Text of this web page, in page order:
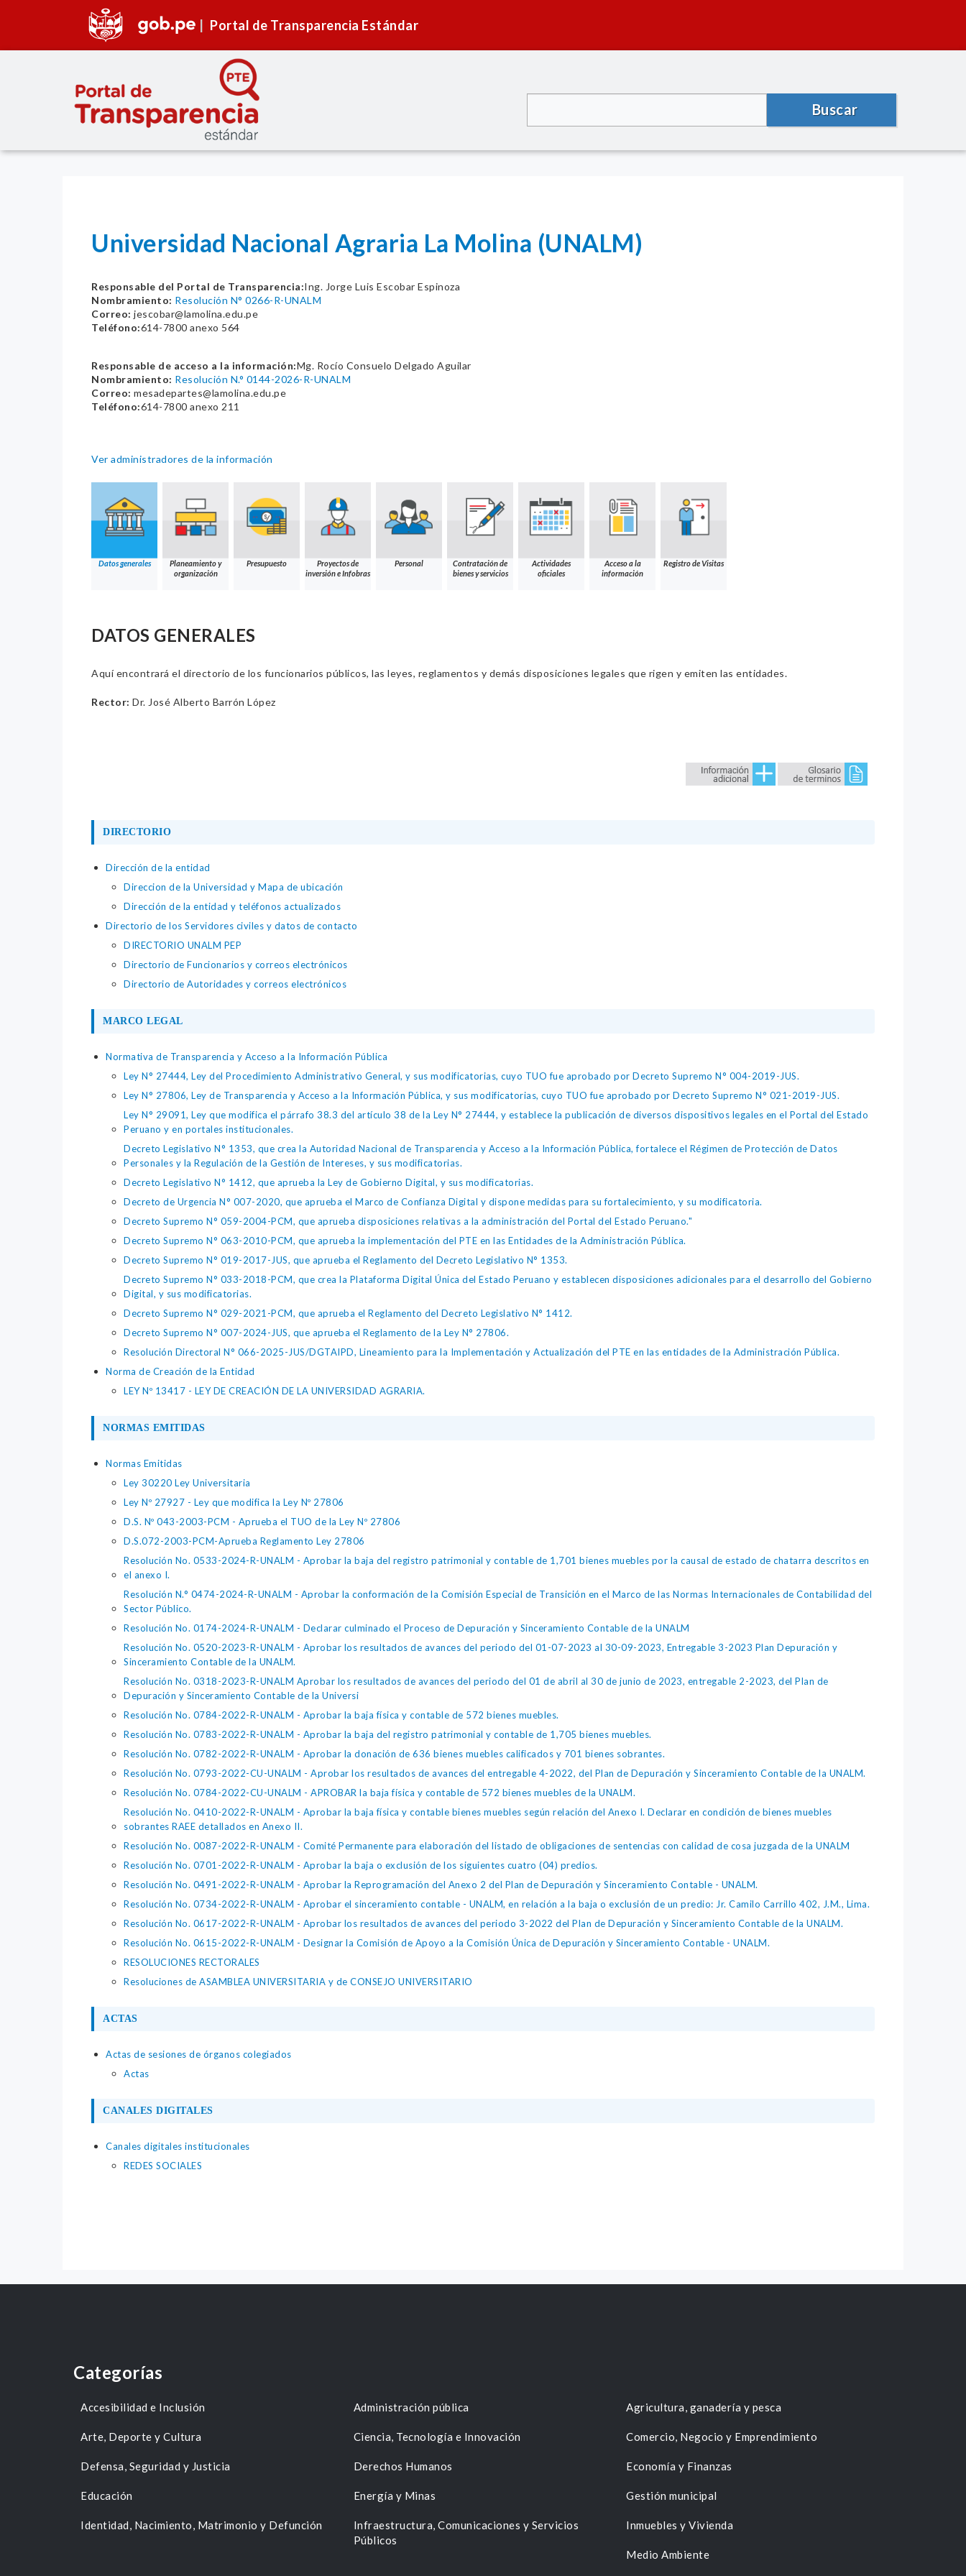
Portal de Transparencia Estándar
Buscar
Universidad Nacional Agraria La Molina (UNALM)
Responsable del Portal de Transparencia:Ing. Jorge Luis Escobar Espinoza
Nombramiento: Resolución N° 0266-R-UNALM
Correo: jescobar@lamolina.edu.pe
Teléfono:614-7800 anexo 564
Responsable de acceso a la información:Mg. Rocío Consuelo Delgado Aguilar
Nombramiento: Resolución N.° 0144-2026-R-UNALM
Correo: mesadepartes@lamolina.edu.pe
Teléfono:614-7800 anexo 211
Ver administradores de la información
Datos generales
Planeamiento y
organización
Presupuesto
Proyectos de
inversión e Infobras
Personal
Contratación de
bienes y servicios
Actividades
oficiales
Acceso a la
información
Registro de Visitas
DATOS GENERALES
Aquí encontrará el directorio de los funcionarios públicos, las leyes, reglamentos y demás disposiciones legales que rigen y emiten las entidades.
Rector: Dr. José Alberto Barrón López
DIRECTORIO
Dirección de la entidad
Direccion de la Universidad y Mapa de ubicación
Dirección de la entidad y teléfonos actualizados
Directorio de los Servidores civiles y datos de contacto
DIRECTORIO UNALM PEP
Directorio de Funcionarios y correos electrónicos
Directorio de Autoridades y correos electrónicos
MARCO LEGAL
Normativa de Transparencia y Acceso a la Información Pública
Ley N° 27444, Ley del Procedimiento Administrativo General, y sus modificatorias, cuyo TUO fue aprobado por Decreto Supremo N° 004-2019-JUS.
Ley N° 27806, Ley de Transparencia y Acceso a la Información Pública, y sus modificatorias, cuyo TUO fue aprobado por Decreto Supremo N° 021-2019-JUS.
Ley N° 29091, Ley que modifica el párrafo 38.3 del artículo 38 de la Ley N° 27444, y establece la publicación de diversos dispositivos legales en el Portal del Estado
Peruano y en portales institucionales.
Decreto Legislativo N° 1353, que crea la Autoridad Nacional de Transparencia y Acceso a la Información Pública, fortalece el Régimen de Protección de Datos
Personales y la Regulación de la Gestión de Intereses, y sus modificatorias.
Decreto Legislativo N° 1412, que aprueba la Ley de Gobierno Digital, y sus modificatorias.
Decreto de Urgencia N° 007-2020, que aprueba el Marco de Confianza Digital y dispone medidas para su fortalecimiento, y su modificatoria.
Decreto Supremo N° 059-2004-PCM, que aprueba disposiciones relativas a la administración del Portal del Estado Peruano."
Decreto Supremo N° 063-2010-PCM, que aprueba la implementación del PTE en las Entidades de la Administración Pública.
Decreto Supremo N° 019-2017-JUS, que aprueba el Reglamento del Decreto Legislativo N° 1353.
Decreto Supremo N° 033-2018-PCM, que crea la Plataforma Digital Única del Estado Peruano y establecen disposiciones adicionales para el desarrollo del Gobierno
Digital, y sus modificatorias.
Decreto Supremo N° 029-2021-PCM, que aprueba el Reglamento del Decreto Legislativo N° 1412.
Decreto Supremo N° 007-2024-JUS, que aprueba el Reglamento de la Ley N° 27806.
Resolución Directoral N° 066-2025-JUS/DGTAIPD, Lineamiento para la Implementación y Actualización del PTE en las entidades de la Administración Pública.
Norma de Creación de la Entidad
LEY Nº 13417 - LEY DE CREACIÓN DE LA UNIVERSIDAD AGRARIA.
NORMAS EMITIDAS
Normas Emitidas
Ley 30220 Ley Universitaria
Ley Nº 27927 - Ley que modifica la Ley Nº 27806
D.S. Nº 043-2003-PCM - Aprueba el TUO de la Ley Nº 27806
D.S.072-2003-PCM-Aprueba Reglamento Ley 27806
Resolución No. 0533-2024-R-UNALM - Aprobar la baja del registro patrimonial y contable de 1,701 bienes muebles por la causal de estado de chatarra descritos en
el anexo I.
Resolución N.° 0474-2024-R-UNALM - Aprobar la conformación de la Comisión Especial de Transición en el Marco de las Normas Internacionales de Contabilidad del
Sector Público.
Resolución No. 0174-2024-R-UNALM - Declarar culminado el Proceso de Depuración y Sinceramiento Contable de la UNALM
Resolución No. 0520-2023-R-UNALM - Aprobar los resultados de avances del periodo del 01-07-2023 al 30-09-2023, Entregable 3-2023 Plan Depuración y
Sinceramiento Contable de la UNALM.
Resolución No. 0318-2023-R-UNALM Aprobar los resultados de avances del periodo del 01 de abril al 30 de junio de 2023, entregable 2-2023, del Plan de
Depuración y Sinceramiento Contable de la Universi
Resolución No. 0784-2022-R-UNALM - Aprobar la baja física y contable de 572 bienes muebles.
Resolución No. 0783-2022-R-UNALM - Aprobar la baja del registro patrimonial y contable de 1,705 bienes muebles.
Resolución No. 0782-2022-R-UNALM - Aprobar la donación de 636 bienes muebles calificados y 701 bienes sobrantes.
Resolución No. 0793-2022-CU-UNALM - Aprobar los resultados de avances del entregable 4-2022, del Plan de Depuración y Sinceramiento Contable de la UNALM.
Resolución No. 0784-2022-CU-UNALM - APROBAR la baja física y contable de 572 bienes muebles de la UNALM.
Resolución No. 0410-2022-R-UNALM - Aprobar la baja física y contable bienes muebles según relación del Anexo I. Declarar en condición de bienes muebles
sobrantes RAEE detallados en Anexo II.
Resolución No. 0087-2022-R-UNALM - Comité Permanente para elaboración del listado de obligaciones de sentencias con calidad de cosa juzgada de la UNALM
Resolución No. 0701-2022-R-UNALM - Aprobar la baja o exclusión de los siguientes cuatro (04) predios.
Resolución No. 0491-2022-R-UNALM - Aprobar la Reprogramación del Anexo 2 del Plan de Depuración y Sinceramiento Contable - UNALM.
Resolución No. 0734-2022-R-UNALM - Aprobar el sinceramiento contable - UNALM, en relación a la baja o exclusión de un predio: Jr. Camilo Carrillo 402, J.M., Lima.
Resolución No. 0617-2022-R-UNALM - Aprobar los resultados de avances del periodo 3-2022 del Plan de Depuración y Sinceramiento Contable de la UNALM.
Resolución No. 0615-2022-R-UNALM - Designar la Comisión de Apoyo a la Comisión Única de Depuración y Sinceramiento Contable - UNALM.
RESOLUCIONES RECTORALES
Resoluciones de ASAMBLEA UNIVERSITARIA y de CONSEJO UNIVERSITARIO
ACTAS
Actas de sesiones de órganos colegiados
Actas
CANALES DIGITALES
Canales digitales institucionales
REDES SOCIALES
Categorías
Accesibilidad e Inclusión Administración pública Agricultura, ganadería y pesca
Arte, Deporte y Cultura Ciencia, Tecnología e Innovación Comercio, Negocio y Emprendimiento
Defensa, Seguridad y Justicia Derechos Humanos Economía y Finanzas
Educación Energía y Minas Gestión municipal
Identidad, Nacimiento, Matrimonio y Defunción
Infraestructura, Comunicaciones y Servicios
Públicos
Inmuebles y Vivienda
Medio Ambiente